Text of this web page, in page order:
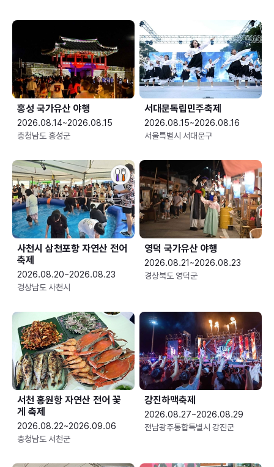
홍성 국가유산 야행
2026.08.14~2026.08.15
충청남도 홍성군
서대문독립민주축제
2026.08.15~2026.08.16
서울특별시 서대문구
사천시 삼천포항 자연산 전어
축제
2026.08.20~2026.08.23
경상남도 사천시
영덕 국가유산 야행
2026.08.21~2026.08.23
경상북도 영덕군
서천 홍원항 자연산 전어 꽃
게 축제
2026.08.22~2026.09.06
충청남도 서천군
강진하맥축제
2026.08.27~2026.08.29
전남광주통합특별시 강진군